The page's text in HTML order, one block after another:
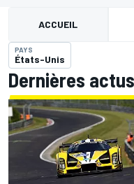
ACCUEIL
PAYS
États-Unis
Dernières